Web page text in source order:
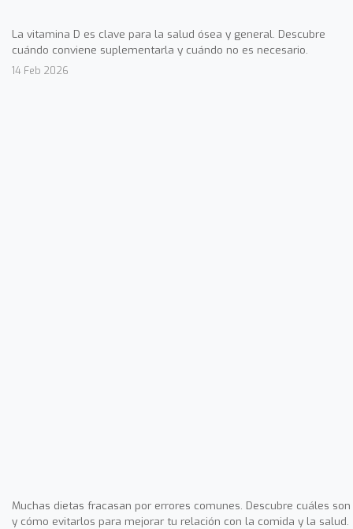
La vitamina D es clave para la salud ósea y general. Descubre
cuándo conviene suplementarla y cuándo no es necesario.
14 Feb 2026
Muchas dietas fracasan por errores comunes. Descubre cuáles son
y cómo evitarlos para mejorar tu relación con la comida y la salud.